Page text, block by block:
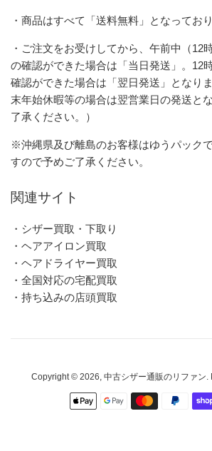
・商品はすべて「送料無料」となっており
・ご注文をお受けしてから、午前中（12
の確認ができた場合は「当日発送」。12
確認ができた場合は「翌日発送」となり
末年始休暇等の場合は翌営業日の発送と
了承ください。）
※沖縄県及び離島のお客様はゆうパック
すので予めご了承ください。
関連サイト
・シザー買取・下取り
・ヘアアイロン買取
・ヘアドライヤー買取
・全国対応の宅配買取
・持ち込みの店頭買取
Copyright © 2026, 中古シザー通販のリファン.